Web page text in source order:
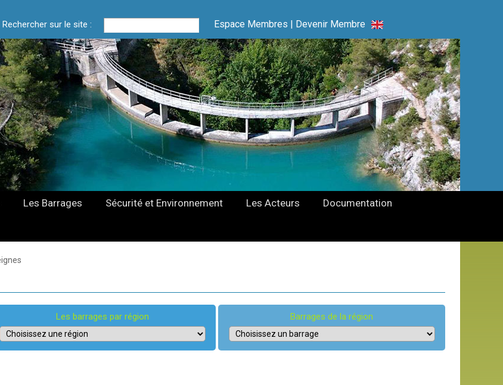
Rechercher sur le site : Espace Membres | Devenir Membre
Les Barrages Sécurité et Environnement Les Acteurs
Documentation
Les barrages par région Barrages de la région